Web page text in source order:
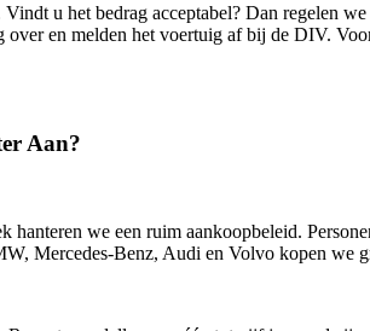
u het bedrag acceptabel? Dan regelen
en melden het voertuig af bij de DIV.
Aan?
we een ruim aankoopbeleid.
Mercedes-Benz, Audi en Volvo kopen we